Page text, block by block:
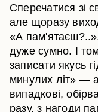
Сперечатися зі
але щоразу
«А пам'ятаєш?..»,
дуже сумно. І
записати якусь
минулих літ» —
випадкові,
разу, з нагоди